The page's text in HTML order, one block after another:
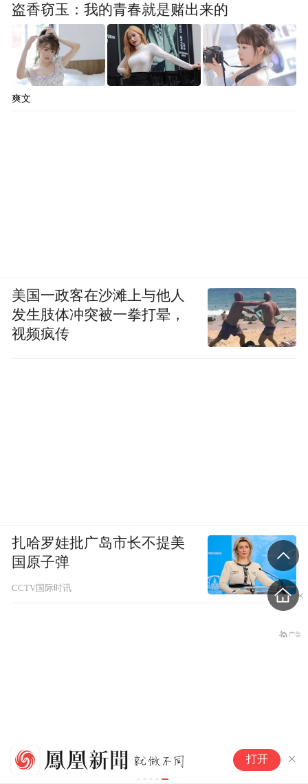
打开
盗香窃玉：我的青春就是赌出来的
爽文
美国一政客在沙滩上与他人
发生肢体冲突被一拳打晕，
视频疯传
扎哈罗娃批广岛市长不提美
国原子弹
CCTV国际时讯